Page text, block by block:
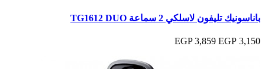
باناسونيك تليفون لاسلكي 2 سماعة TG1612 DUO
3,150 EGP
3,859 EGP